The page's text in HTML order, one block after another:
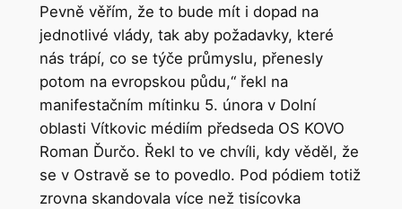
Pevně věřím, že to bude mít i dopad na
jednotlivé vlády, tak aby požadavky, které
nás trápí, co se týče průmyslu, přenesly
potom na evropskou půdu,“ řekl na
manifestačním mítinku 5. února v Dolní
oblasti Vítkovic médiím předseda OS KOVO
Roman Ďurčo. Řekl to ve chvíli, kdy věděl, že
se v Ostravě se to povedlo. Pod pódiem totiž
zrovna skandovala více než tisícovka